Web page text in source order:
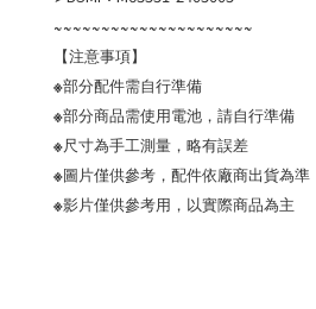
~~~~~~~~~~~~~~~~~~~~~
【注意事項】
※部分配件需自行準備
※部分商品需使用電池，請自行準備
※尺寸為手工測量，略有誤差
※圖片僅供參考，配件依廠商出貨為準
※影片僅供參考用，以實際商品為主